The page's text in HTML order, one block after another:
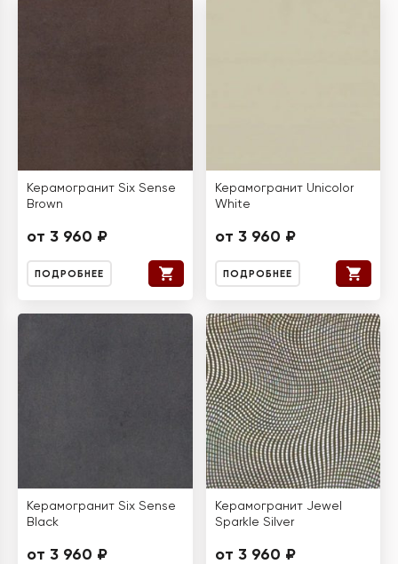
Керамогранит Six Sense
Brown
от 3 960 ₽
ПОДРОБНЕЕ
Керамогранит Unicolor
White
от 3 960 ₽
ПОДРОБНЕЕ
Керамогранит Six Sense
Black
от 3 960 ₽
Керамогранит Jewel
Sparkle Silver
от 3 960 ₽